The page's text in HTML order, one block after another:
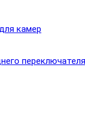
камер
переключателя